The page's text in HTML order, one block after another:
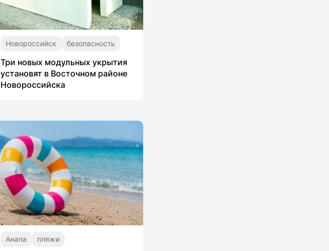
Новороссийск безопасность
Три новых модульных укрытия
установят в Восточном районе
Новороссийска
Анапа пляжи